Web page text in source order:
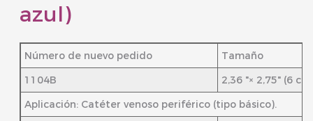
azul)
Número de nuevo pedido
Tamaño
1104B
2,36 "× 2,75" (6
Aplicación: Catéter venoso periférico (tipo básico).